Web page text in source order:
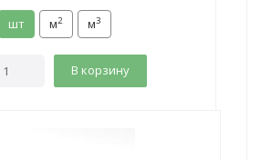
шт м2 м3
В корзину